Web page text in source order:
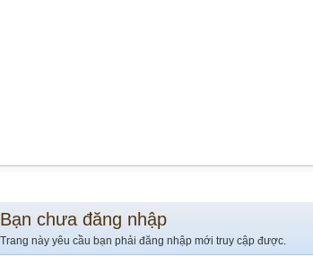
Bạn chưa đăng nhập
Trang này yêu cầu bạn phải đăng nhập mới truy cập được.